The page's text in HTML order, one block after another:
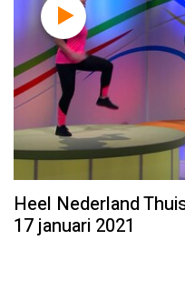
Heel Nederland
17 januari 2021